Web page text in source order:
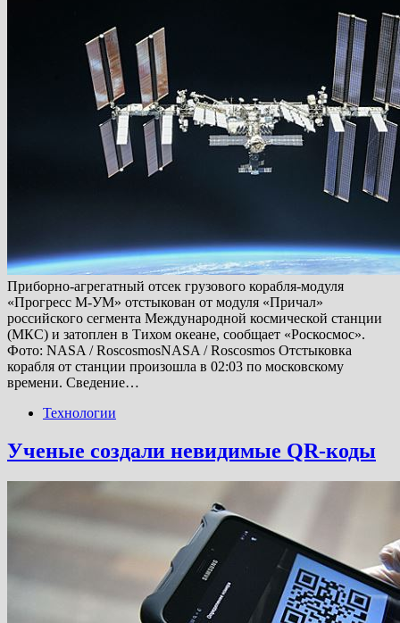
Приборно-агрегатный отсек грузового корабля-модуля
«Прогресс М-УМ» отстыкован от модуля «Причал»
российского сегмента Международной космической станции
(МКС) и затоплен в Тихом океане, сообщает «Роскосмос».
Фото: NASA / RoscosmosNASA / Roscosmos Отстыковка
корабля от станции произошла в 02:03 по московскому
времени. Сведение…
Технологии
Ученые создали невидимые QR-коды